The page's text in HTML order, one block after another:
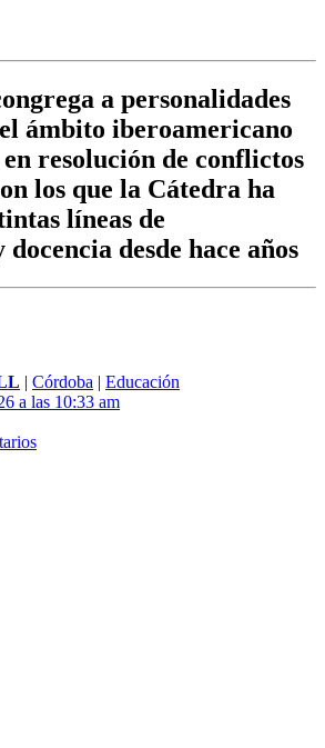
a personalidades
ámbito iberoamericano
resolución de conflictos
los que la Cátedra ha
líneas de
desde hace años
| Córdoba | Educación
a las 10:33 am